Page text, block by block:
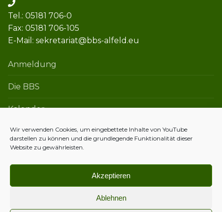
Wir verwenden Cookies, um eingebettete Inhalte von YouTube
darstellen zu können und die grundlegende Funktionalität dieser
Website zu gewährleisten.
Akzeptieren
Ablehnen
Tel.: 05181 706-0
Fax: 05181 706-105
E-Mail: sekretariat@bbs-alfeld.eu
Anmeldung
Die BBS
Kalender
Kontakt
Datenschutzerklärung
Impressum